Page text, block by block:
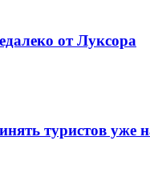
от Луксора
туристов уже